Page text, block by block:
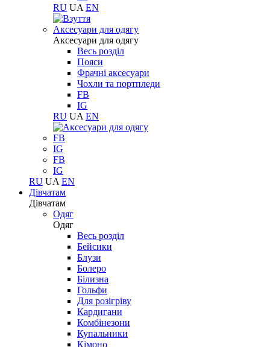
RU UA EN
Aксесуари для одягу
Aксесуари для одягу
Весь розділ
Пояси
Фрачні аксесуари
Чохли та портпледи
FB
IG
RU UA EN
FB
IG
FB
IG
RU UA EN
Дівчатам
Дівчатам
Одяг
Одяг
Весь розділ
Бейсики
Блузи
Болеро
Білизна
Гольфи
Для розігріву
Кардигани
Комбінезони
Купальники
Кімоно